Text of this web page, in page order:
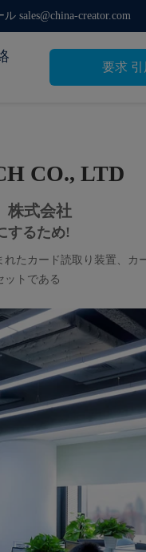
sales@china-creator.com
要求 引
CO., LTD
株式会社
するため!
たカード読取り装置、カ
ットである